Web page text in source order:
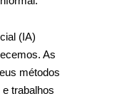
(IA)
As
métodos
trabalhos